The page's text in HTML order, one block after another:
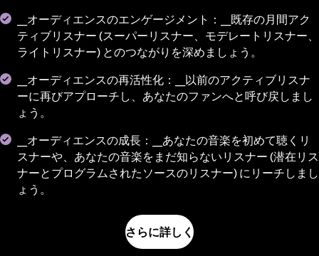
__オーディエンスのエンゲージメント：__既存の月間アク
ティブリスナー (スーパーリスナー、モデレートリスナー、
ライトリスナー) とのつながりを深めましょう。
__オーディエンスの再活性化：__以前のアクティブリスナ
ーに再びアプローチし、あなたのファンへと呼び戻しまし
ょう。
__オーディエンスの成長：__あなたの音楽を初めて聴くリ
スナーや、あなたの音楽をまだ知らないリスナー (潜在リス
ナーとプログラムされたソースのリスナー) にリーチしまし
ょう。
さらに詳しく